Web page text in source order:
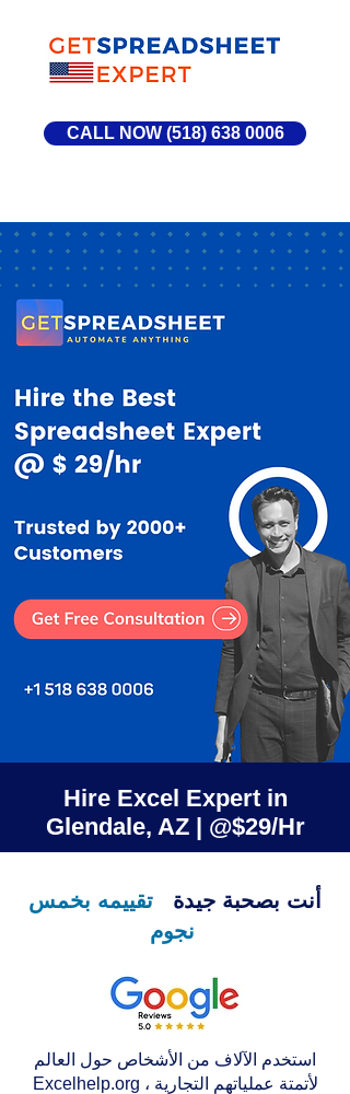
CALL NOW (518) 638 0006
Hire Excel Expert in
Glendale, AZ | @$29/Hr
أنت بصحبة جيدة
تقييمه بخمس
نجوم
استخدم الآلاف من الأشخاص حول العالم
Excelhelp.org لأتمتة عملياتهم التجارية ،